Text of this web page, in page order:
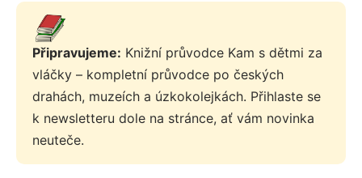
Připravujeme: Knižní průvodce Kam s dětmi za
vláčky – kompletní průvodce po českých
drahách, muzeích a úzkokolejkách. Přihlaste se
k newsletteru dole na stránce, ať vám novinka
neuteče.